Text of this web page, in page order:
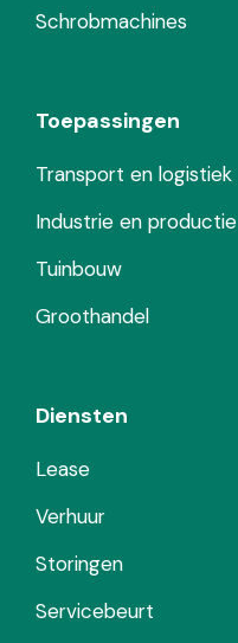
Schrobmachines
Toepassingen
Transport en logistiek
Industrie en productie
Tuinbouw
Groothandel
Diensten
Lease
Verhuur
Storingen
Servicebeurt